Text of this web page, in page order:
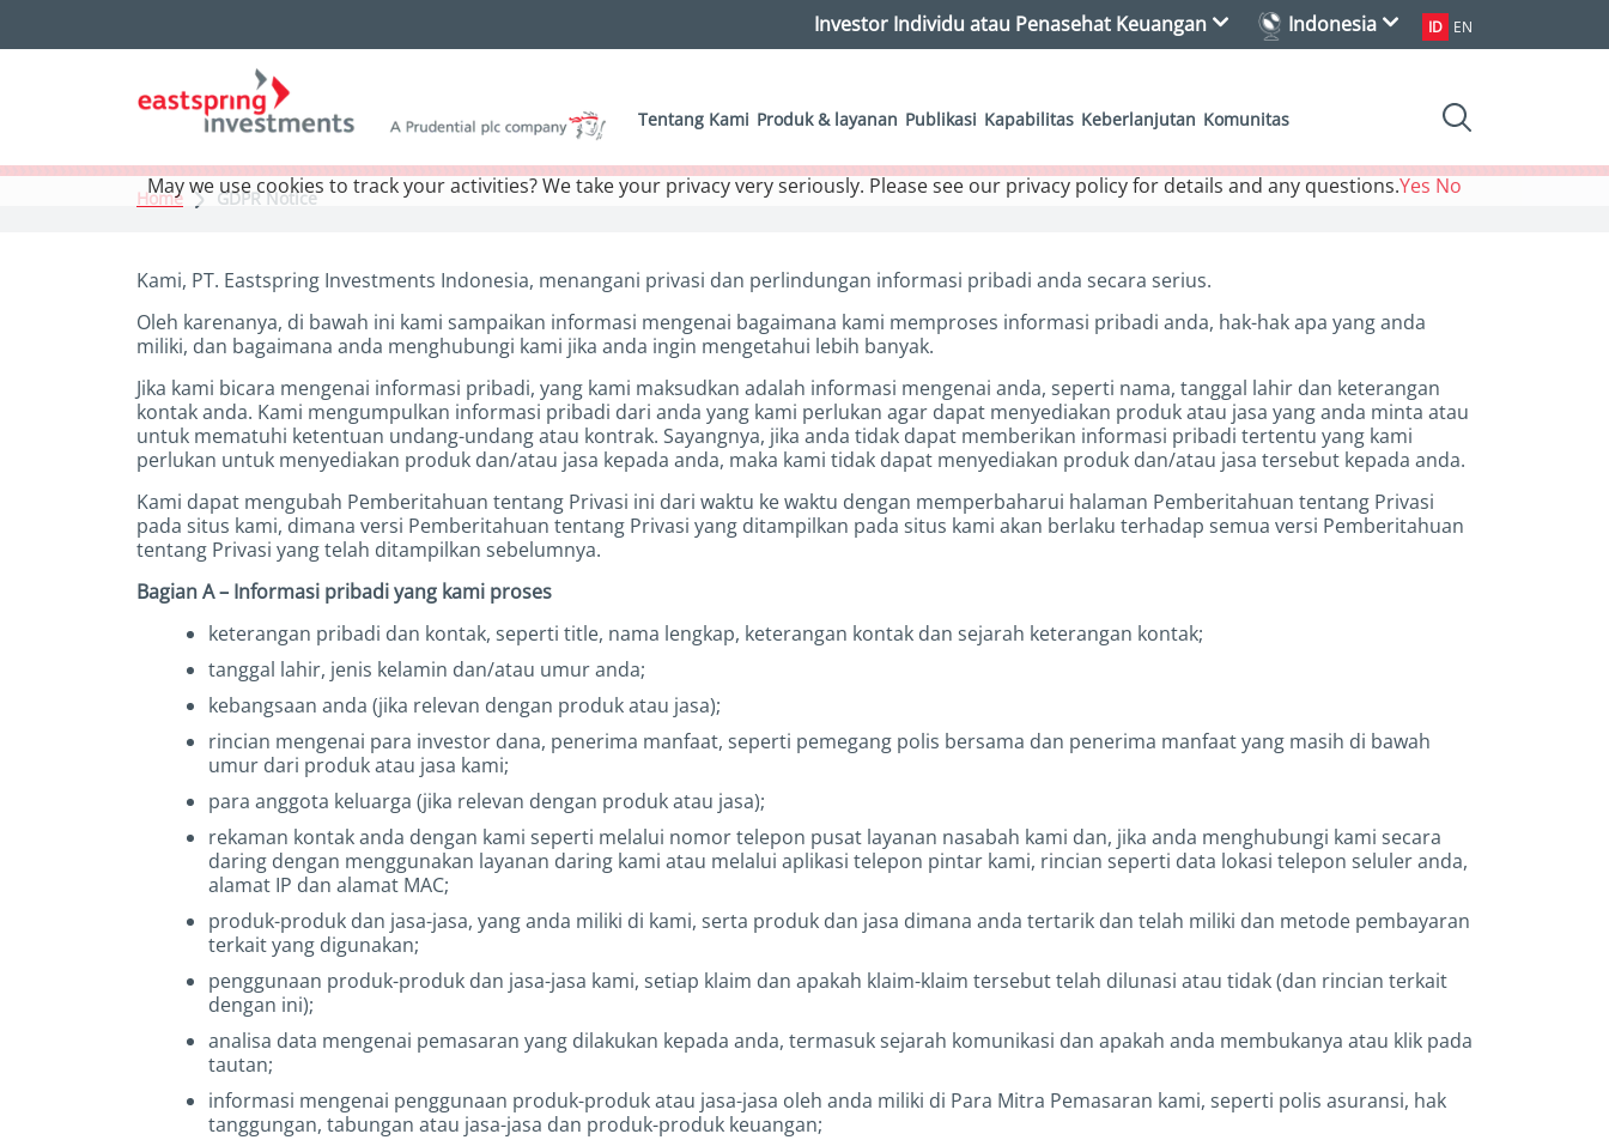
ID EN
Indonesia
Investor Individu atau Penasehat Keuangan
Tentang Kami Produk & layanan Publikasi Kapabilitas Keberlanjutan Komunitas
Home GDPR Notice
Kami, PT. Eastspring Investments Indonesia, menangani privasi dan perlindungan informasi pribadi anda secara serius.
Oleh karenanya, di bawah ini kami sampaikan informasi mengenai bagaimana kami memproses informasi pribadi anda, hak-hak apa yang anda
miliki, dan bagaimana anda menghubungi kami jika anda ingin mengetahui lebih banyak.
Jika kami bicara mengenai informasi pribadi, yang kami maksudkan adalah informasi mengenai anda, seperti nama, tanggal lahir dan keterangan
kontak anda. Kami mengumpulkan informasi pribadi dari anda yang kami perlukan agar dapat menyediakan produk atau jasa yang anda minta atau
untuk mematuhi ketentuan undang-undang atau kontrak. Sayangnya, jika anda tidak dapat memberikan informasi pribadi tertentu yang kami
perlukan untuk menyediakan produk dan/atau jasa kepada anda, maka kami tidak dapat menyediakan produk dan/atau jasa tersebut kepada anda.
Kami dapat mengubah Pemberitahuan tentang Privasi ini dari waktu ke waktu dengan memperbaharui halaman Pemberitahuan tentang Privasi
pada situs kami, dimana versi Pemberitahuan tentang Privasi yang ditampilkan pada situs kami akan berlaku terhadap semua versi Pemberitahuan
tentang Privasi yang telah ditampilkan sebelumnya.
Bagian A – Informasi pribadi yang kami proses
keterangan pribadi dan kontak, seperti title, nama lengkap, keterangan kontak dan sejarah keterangan kontak;
tanggal lahir, jenis kelamin dan/atau umur anda;
kebangsaan anda (jika relevan dengan produk atau jasa);
rincian mengenai para investor dana, penerima manfaat, seperti pemegang polis bersama dan penerima manfaat yang masih di bawah
umur dari produk atau jasa kami;
para anggota keluarga (jika relevan dengan produk atau jasa);
rekaman kontak anda dengan kami seperti melalui nomor telepon pusat layanan nasabah kami dan, jika anda menghubungi kami secara
daring dengan menggunakan layanan daring kami atau melalui aplikasi telepon pintar kami, rincian seperti data lokasi telepon seluler anda,
alamat IP dan alamat MAC;
produk-produk dan jasa-jasa, yang anda miliki di kami, serta produk dan jasa dimana anda tertarik dan telah miliki dan metode pembayaran
terkait yang digunakan;
penggunaan produk-produk dan jasa-jasa kami, setiap klaim dan apakah klaim-klaim tersebut telah dilunasi atau tidak (dan rincian terkait
dengan ini);
analisa data mengenai pemasaran yang dilakukan kepada anda, termasuk sejarah komunikasi dan apakah anda membukanya atau klik pada
tautan;
informasi mengenai penggunaan produk-produk atau jasa-jasa oleh anda miliki di Para Mitra Pemasaran kami, seperti polis asuransi, hak
tanggungan, tabungan atau jasa-jasa dan produk-produk keuangan;
May we use cookies to track your activities? We take your privacy very seriously. Please see our privacy policy for details and any questions.Yes No